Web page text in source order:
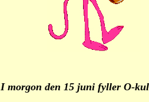
I morgon den 15 juni fyller O-